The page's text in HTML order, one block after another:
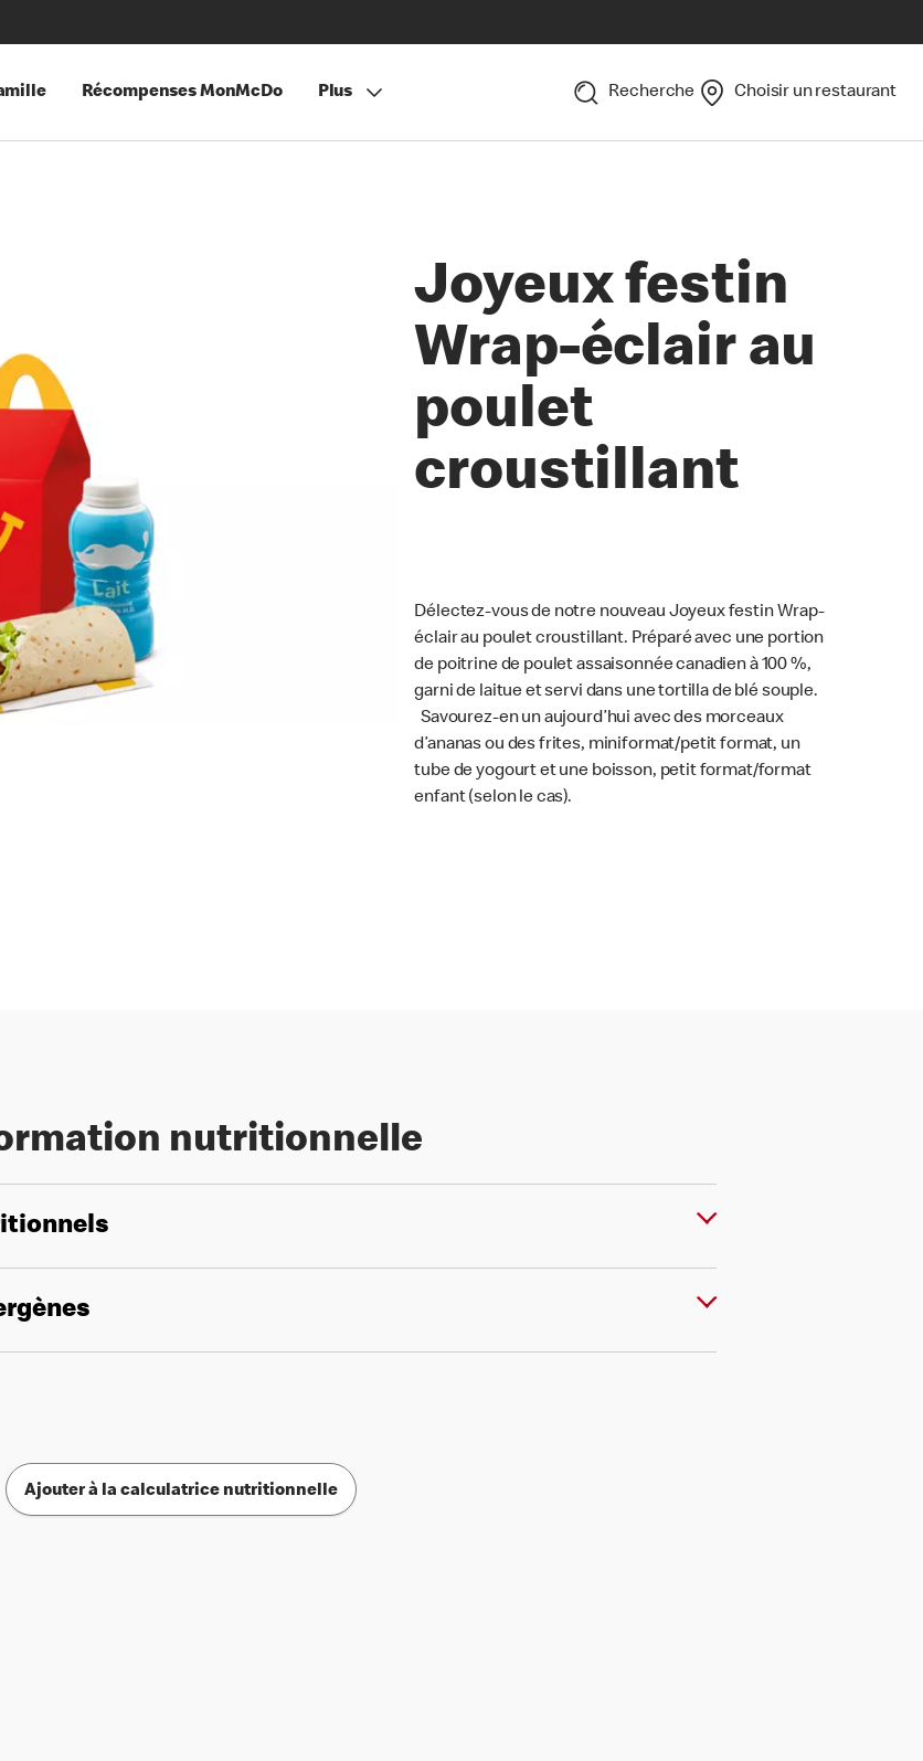
Récompenses MonMcDo Plus Recherche Choisir un restaurant
Joyeux festin
Wrap-éclair au
poulet
croustillant
Délectez-vous de notre nouveau Joyeux festin Wrap-
éclair au poulet croustillant. Préparé avec une portion
de poitrine de poulet assaisonnée canadien à 100 %,
garni de laitue et servi dans une tortilla de blé souple.
Savourez-en un aujourd’hui avec des morceaux
d’ananas ou des frites, miniformat/petit format, un
tube de yogourt et une boisson, petit format/format
enfant (selon le cas).
nutritionnelle
Ajouter à la calculatrice nutritionnelle